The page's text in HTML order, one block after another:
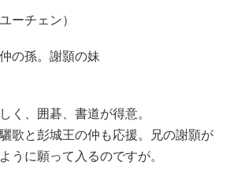
ーチェン）
の孫。謝顥の妹
く、囲碁、書道が得意。
歌と彭城王の仲も応援。兄の謝顥が
うに願って入るのですが。